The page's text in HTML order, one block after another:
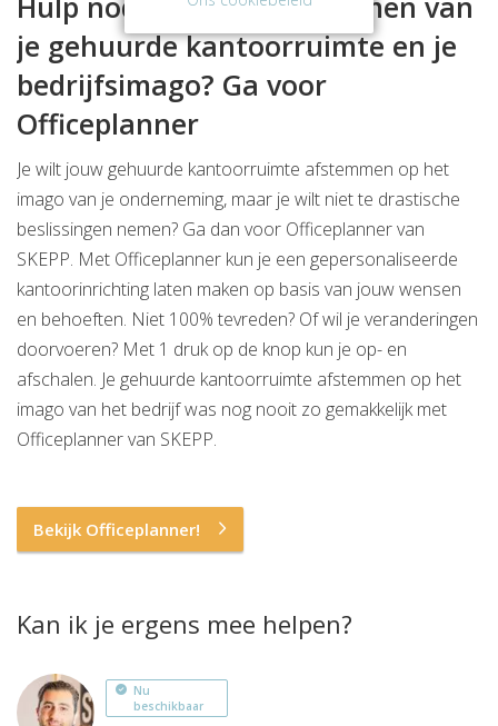
je gehuurde kantoorruimte en je
bedrijfsimago? Ga voor
Officeplanner
Je wilt jouw gehuurde kantoorruimte afstemmen op het
imago van je onderneming, maar je wilt niet te drastische
beslissingen nemen? Ga dan voor Officeplanner van
SKEPP. Met Officeplanner kun je een gepersonaliseerde
kantoorinrichting laten maken op basis van jouw wensen
en behoeften. Niet 100% tevreden? Of wil je veranderingen
doorvoeren? Met 1 druk op de knop kun je op- en
afschalen. Je gehuurde kantoorruimte afstemmen op het
imago van het bedrijf was nog nooit zo gemakkelijk met
Officeplanner van SKEPP.
Bekijk Officeplanner!
Kan ik je ergens mee helpen?
Nu
beschikbaar